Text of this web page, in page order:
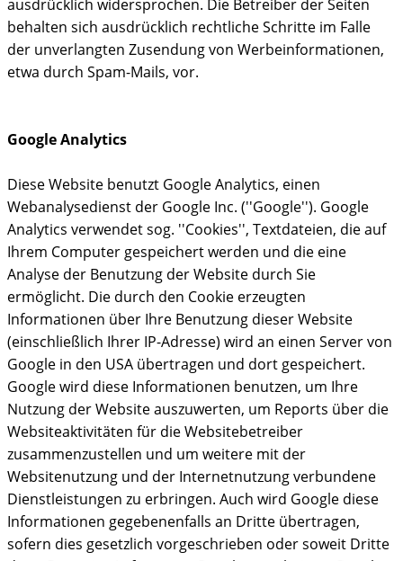
ausdrücklich widersprochen. Die Betreiber der Seiten
behalten sich ausdrücklich rechtliche Schritte im Falle
der unverlangten Zusendung von Werbeinformationen,
etwa durch Spam-Mails, vor.
Google Analytics
Diese Website benutzt Google Analytics, einen
Webanalysedienst der Google Inc. (''Google''). Google
Analytics verwendet sog. ''Cookies'', Textdateien, die auf
Ihrem Computer gespeichert werden und die eine
Analyse der Benutzung der Website durch Sie
ermöglicht. Die durch den Cookie erzeugten
Informationen über Ihre Benutzung dieser Website
(einschließlich Ihrer IP-Adresse) wird an einen Server von
Google in den USA übertragen und dort gespeichert.
Google wird diese Informationen benutzen, um Ihre
Nutzung der Website auszuwerten, um Reports über die
Websiteaktivitäten für die Websitebetreiber
zusammenzustellen und um weitere mit der
Websitenutzung und der Internetnutzung verbundene
Dienstleistungen zu erbringen. Auch wird Google diese
Informationen gegebenenfalls an Dritte übertragen,
sofern dies gesetzlich vorgeschrieben oder soweit Dritte